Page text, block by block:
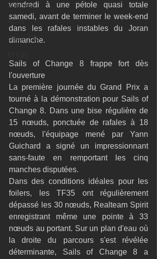
Business
AC75
Open 7.50
vendredi à une pétole quasi totale
samedi, avant de terminer le week-end
dans les rafales instables du Joran
dimanche.
Sails of Change 8 frappe fort dès
l'ouverture
La première journée du Grand Prix a
tourné à la démonstration pour Sails of
Change 8. Dans une bise régulière de
15 nœuds, ponctuée de rafales à 18
nœuds, l'équipage mené par Yann
Guichard a signé un impressionnant
sans-faute en remportant les cinq
manches disputées.
Dans des conditions idéales pour les
foilers, les TF35 ont régulièrement
dépassé les 30 nœuds, Realteam Spirit
enregistrant même une pointe à 33
nœuds au portant. Sur un plan d'eau où
la droite du parcours s'est révélée
déterminante, Sails of Change 8 a